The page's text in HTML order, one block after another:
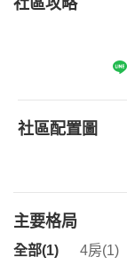
社區攻略
社區配置圖
主要格局
全部(1) 4房(1)